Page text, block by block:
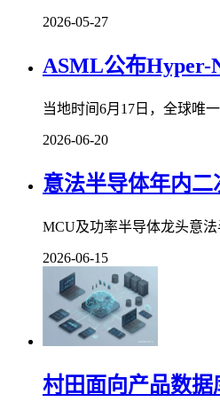
2026-05-27
ASML公布Hyper-
当地时间6月17日，全球唯
2026-06-20
意法半导体年内
MCU及功率半导体龙头意
2026-06-15
村田面向产品数